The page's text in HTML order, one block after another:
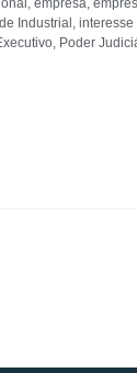
, empresa,
Industrial ,
, Poder